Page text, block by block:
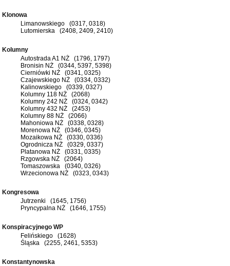
Klonowa
Limanowskiego (0317, 0318)
Lutomierska (2408, 2409, 2410)
Kolumny
Autostrada A1 NŻ (1796, 1797)
Bronisin NŻ (0344, 5397, 5398)
Cierniówki NŻ (0341, 0325)
Czajewskiego NŻ (0334, 0332)
Kalinowskiego (0339, 0327)
Kolumny 118 NŻ (2068)
Kolumny 242 NŻ (0324, 0342)
Kolumny 432 NŻ (2453)
Kolumny 88 NŻ (2066)
Mahoniowa NŻ (0338, 0328)
Morenowa NŻ (0346, 0345)
Mozaikowa NŻ (0330, 0336)
Ogrodnicza NŻ (0329, 0337)
Platanowa NŻ (0331, 0335)
Rzgowska NŻ (2064)
Tomaszowska (0340, 0326)
Wrzecionowa NŻ (0323, 0343)
Kongresowa
Jutrzenki (1645, 1756)
Pryncypalna NŻ (1646, 1755)
Konspiracyjnego WP
Felińskiego (1628)
Śląska (2255, 2461, 5353)
Konstantynowska